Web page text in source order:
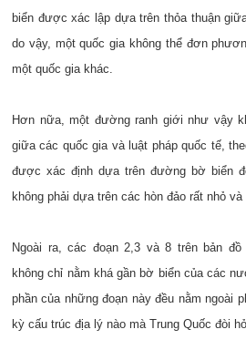
biển được xác lập dựa trên thỏa thuận
do vậy, một quốc gia không thể đơn
một quốc gia khác.
Hơn nữa, một đường ranh giới như vậy
giữa các quốc gia và luật pháp quốc tế,
được xác định dựa trên đường bờ biển
không phải dựa trên các hòn đảo rất nhỏ
Ngoài ra, các đoạn 2,3 và 8 trên bản đồ
không chỉ nằm khá gần bờ biển của các
phần của những đoạn này đều nằm ngoài
kỳ cấu trúc địa lý nào mà Trung Quốc đòi